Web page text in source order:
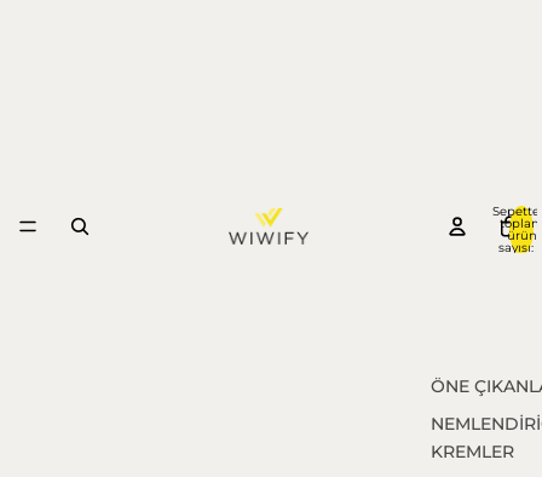
ÖNE
KREMLER
ürün
sayısı: